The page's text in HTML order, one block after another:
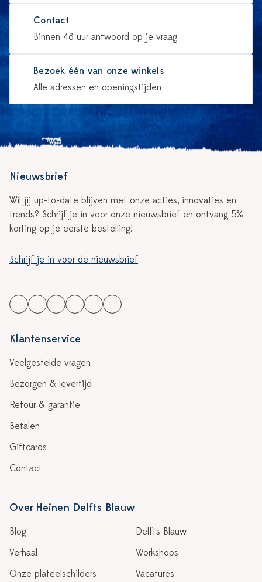
Contact
Binnen 48 uur antwoord op je vraag
Bezoek één van onze winkels
Alle adressen en openingstijden
Nieuwsbrief
Wil jij up-to-date blijven met onze acties, innovaties en
trends? Schrijf je in voor onze nieuwsbrief en ontvang 5%
korting op je eerste bestelling!
Schrijf je in voor de nieuwsbrief
Klantenservice
Veelgestelde vragen
Bezorgen & levertijd
Retour & garantie
Betalen
Giftcards
Contact
Over Heinen Delfts Blauw
Blog
Verhaal
Onze plateelschilders
Delfts Blauw
Workshops
Vacatures